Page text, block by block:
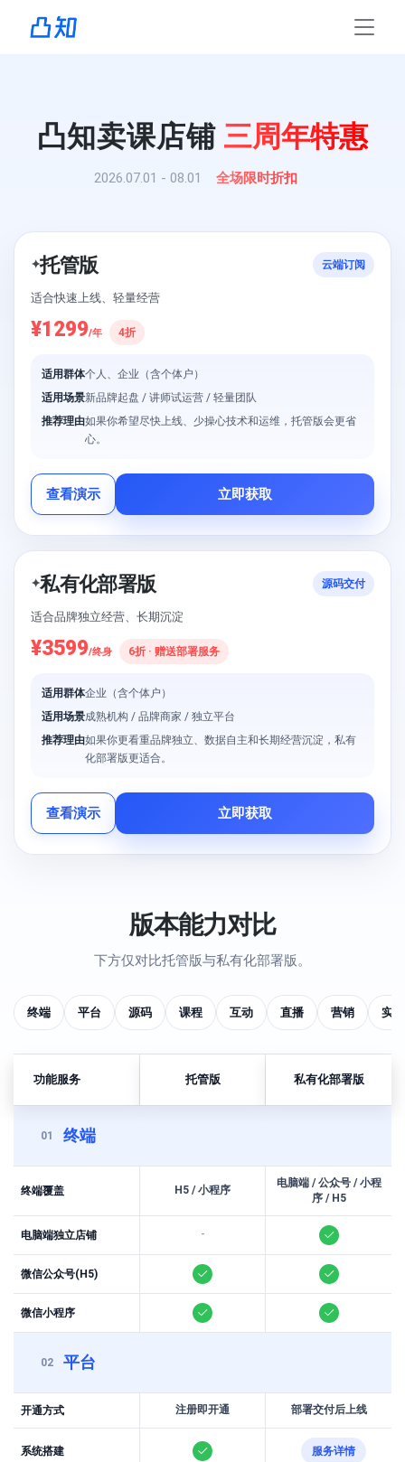
凸知卖课店铺 三周年特惠
2026.07.01 - 08.01 全场限时折扣
✦托管版 云端订阅
适合快速上线、轻量经营
¥1299/年 4折
适用群体个人、企业（含个体户）
适用场景新品牌起盘 / 讲师试运营 / 轻量团队
推荐理由如果你希望尽快上线、少操心技术和运维，托管版会更省
心。
查看演示 立即获取
✦私有化部署版 源码交付
适合品牌独立经营、长期沉淀
¥3599/终身 6折 · 赠送部署服务
适用群体企业（含个体户）
适用场景成熟机构 / 品牌商家 / 独立平台
推荐理由如果你更看重品牌独立、数据自主和长期经营沉淀，私有
化部署版更适合。
查看演示 立即获取
版本能力对比
下方仅对比托管版与私有化部署版。
终端 平台 源码 课程 互动 直播 营销 实
功能服务 托管版 私有化部署版
01 终端
终端覆盖 H5 / 小程序
电脑端 / 公众号 / 小程
序 / H5
电脑端独立店铺 -
微信公众号(H5)
微信小程序
02 平台
开通方式 注册即开通 部署交付后上线
系统搭建 服务详情